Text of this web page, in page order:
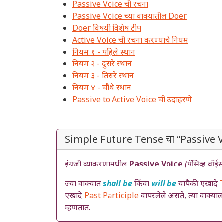
Passive Voice ची रचना
Passive Voice च्या वाक्यातील Doer
Doer विषयी विशेष टीप
Active Voice ची रचना करण्याचे नियम
नियम १ - पहिले स्थान
नियम २ - दुसरे स्थान
नियम ३ - तिसरे स्थान
नियम ४ - चौथे स्थान
Passive to Active Voice ची उदाहरणे
Simple Future Tense चा “Passive
इंग्रजी व्याकरणामधील Passive Voice (पॅसिव्ह
ज्या वाक्यातshall beकिंवा will beयांपैकी एखादे
एखादे Past Participleवापरलेले असते, त्या
म्हणतात.